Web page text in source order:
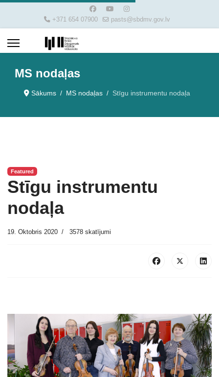
+371 654 07900 pasts@sbdmv.gov.lv
MS nodaļas
Sākums MS nodaļas Stīgu instrumentu nodaļa
Featured
Stīgu instrumentu
nodaļa
19. Oktobris 2020 3578 skatījumi